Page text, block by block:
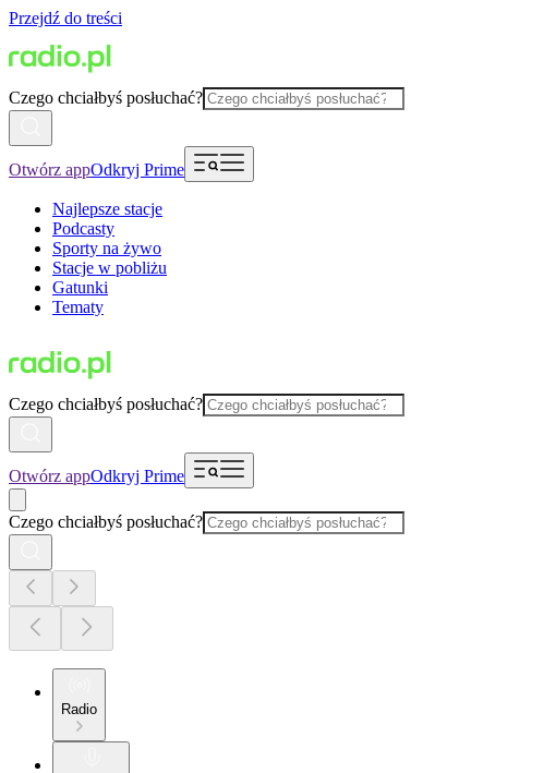
Przejdź do treści
Czego chciałbyś posłuchać?
Otwórz appOdkryj Prime
Najlepsze stacje
Podcasty
Sporty na żywo
Stacje w pobliżu
Gatunki
Tematy
Czego chciałbyś posłuchać?
Otwórz appOdkryj Prime
Czego chciałbyś posłuchać?
Radio